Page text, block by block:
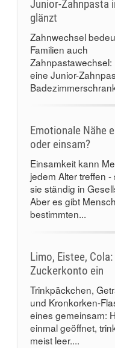
Junior-Zahnpasta
glänzt
Zahnwechsel
Familien auch
Zahnpastawechsel:
eine Junior-
Emotionale Nähe
oder einsam?
Einsamkeit kann
jedem Alter treffen
sie ständig in
Aber es gibt
bestimmten...
Limo, Eistee,
Zuckerkonto ein
Trinkpäckchen,
und Kronkorken-
eines gemeinsam:
einmal geöffnet,
meist leer....